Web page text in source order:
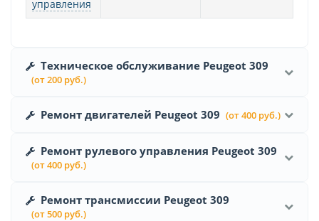
управления
Техническое обслуживание Peugeot 309
(от 200 руб.)
Ремонт двигателей Peugeot 309 (от 400 руб.)
Ремонт рулевого управления Peugeot 309
(от 400 руб.)
Ремонт трансмиссии Peugeot 309
(от 500 руб.)